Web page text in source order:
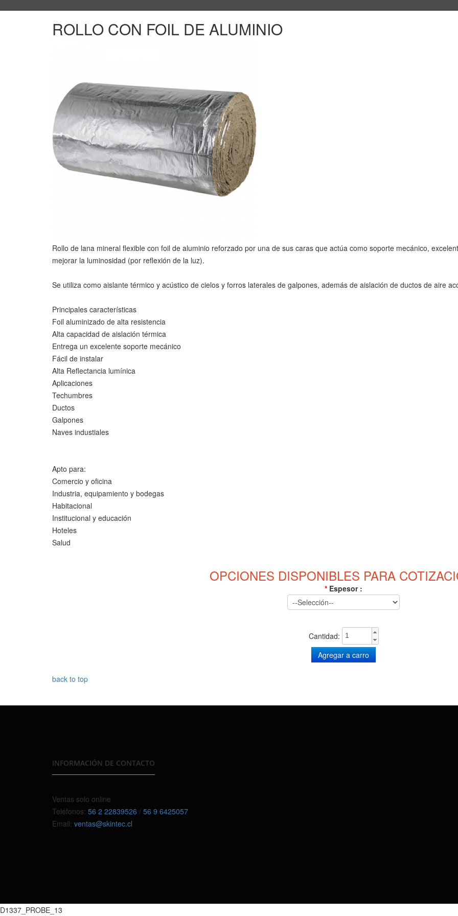
ROLLO CON FOIL DE ALUMINIO
Rollo de lana mineral flexible con foil de aluminio reforzado por una de sus caras que actúa como soporte mecánico,
mejorar la luminosidad (por reflexión de la luz).
Se utiliza como aislante térmico y acústico de cielos y forros laterales de galpones, además de aislación de ductos de aire
Principales características
Foil aluminizado de alta resistencia
Alta capacidad de aislación térmica
Entrega un excelente soporte mecánico
Fácil de instalar
Alta Reflectancia lumínica
Aplicaciones
Techumbres
Ductos
Galpones
Naves industiales
Apto para:
Comercio y oficina
Industria, equipamiento y bodegas
Habitacional
Institucional y educación
Hoteles
Salud
OPCIONES DISPONIBLES PARA
* Espesor :
Cantidad:
back to top
INFORMACIÓN DE CONTACTO
Ventas solo online
Teléfonos: 56 2 22839526 / 56 9 6425057
Email: ventas@skintec.cl